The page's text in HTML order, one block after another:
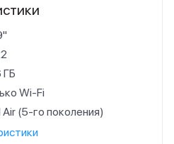
ГБ
Wi-Fi
Air (5-го поколения)